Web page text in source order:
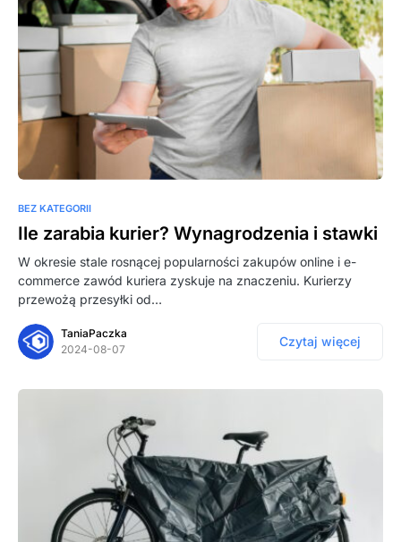
BEZ KATEGORII
Ile zarabia kurier? Wynagrodzenia i stawki
W okresie stale rosnącej popularności zakupów online i e-
commerce zawód kuriera zyskuje na znaczeniu. Kurierzy
przewożą przesyłki od…
TaniaPaczka
2024-08-07
Czytaj więcej